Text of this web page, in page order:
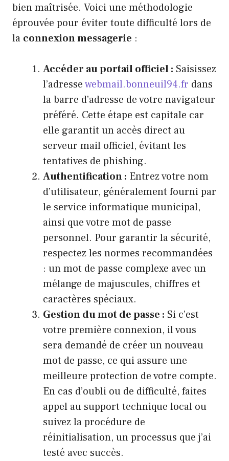
bien maîtrisée. Voici une méthodologie
éprouvée pour éviter toute difficulté lors de
la connexion messagerie :
Accéder au portail officiel : Saisissez
l’adressewebmail.bonneuil94.fr dans
la barre d’adresse de votre navigateur
préféré. Cette étape est capitale car
elle garantit un accès direct au
serveur mail officiel, évitant les
tentatives de phishing.
Authentification : Entrez votre nom
d’utilisateur, généralement fourni par
le service informatique municipal,
ainsi que votre mot de passe
personnel. Pour garantir la sécurité,
respectez les normes recommandées
: un mot de passe complexe avec un
mélange de majuscules, chiffres et
caractères spéciaux.
Gestion du mot de passe : Si c’est
votre première connexion, il vous
sera demandé de créer un nouveau
mot de passe, ce qui assure une
meilleure protection de votre compte.
En cas d’oubli ou de difficulté, faites
appel au support technique local ou
suivez la procédure de
réinitialisation, un processus que j’ai
testé avec succès.